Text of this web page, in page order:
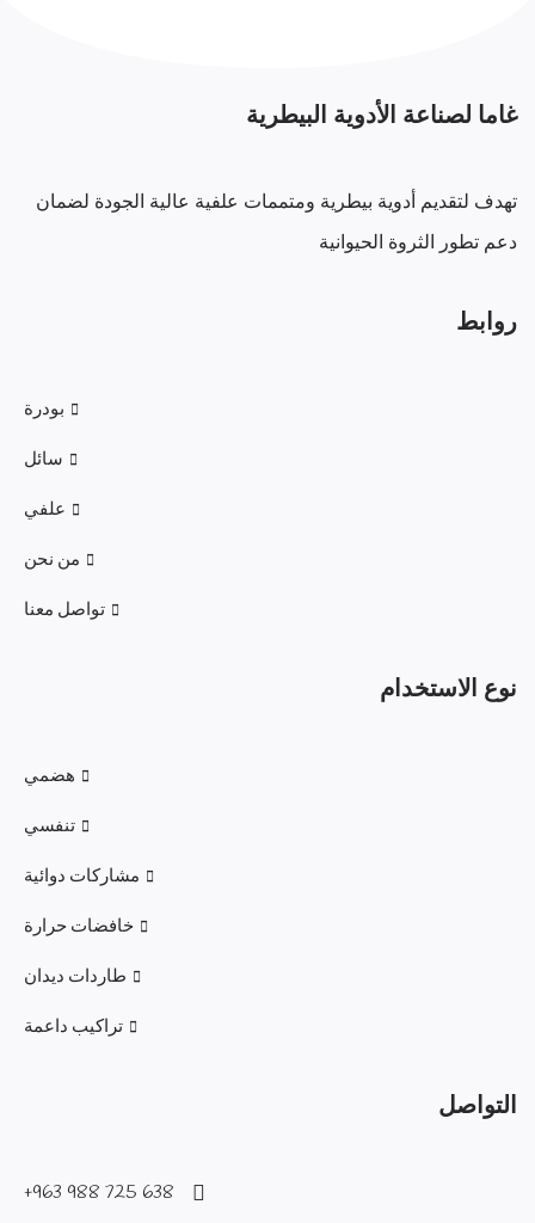
غاما لصناعة الأدوية البيطرية
تهدف لتقديم أدوية بيطرية ومتممات علفية عالية الجودة لضمان
دعم تطور الثروة الحيوانية
روابط
بودرة
سائل
علفي
من نحن
تواصل معنا
نوع الاستخدام
هضمي
تنفسي
مشاركات دوائية
خافضات حرارة
طاردات ديدان
تراكيب داعمة
التواصل
638 725 988 963+